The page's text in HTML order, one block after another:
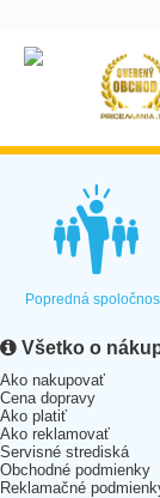
Popredná
Všetko o
Ako nakupovať
Cena dopravy
Ako platiť
Ako reklamovať
Servisné strediská
Obchodné podmienky
Reklamačné